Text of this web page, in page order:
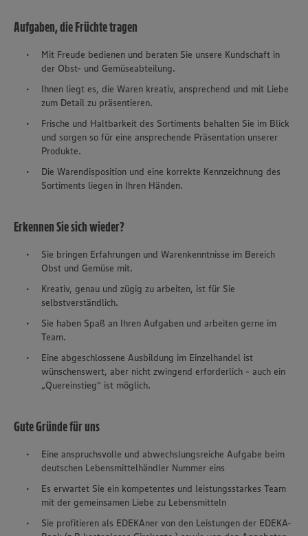
Aufgaben, die Früchte tragen
Mit Freude bedienen und beraten Sie unsere Kundschaft in
der Obst- und Gemüseabteilung.
Ihnen liegt es, die Waren kreativ, ansprechend und mit Liebe
zum Detail zu präsentieren.
Frische und Haltbarkeit des Sortiments behalten Sie im Blick
und sorgen so für eine ansprechende Präsentation unserer
Produkte.
Die Warendisposition und eine korrekte Kennzeichnung des
Sortiments liegen in Ihren Händen.
Erkennen Sie sich wieder?
Sie bringen Erfahrungen und Warenkenntnisse im Bereich
Obst und Gemüse mit.
Kreativ, genau und zügig zu arbeiten, ist für Sie
selbstverständlich.
Sie haben Spaß an Ihren Aufgaben und arbeiten gerne im
Team.
Eine abgeschlossene Ausbildung im Einzelhandel ist
wünschenswert, aber nicht zwingend erforderlich - auch ein
„Quereinstieg“ ist möglich.
Gute Gründe für uns
Eine anspruchsvolle und abwechslungsreiche Aufgabe beim
deutschen Lebensmittelhändler Nummer eins
Es erwartet Sie ein kompetentes und leistungsstarkes Team
mit der gemeinsamen Liebe zu Lebensmitteln
Sie profitieren als EDEKAner von den Leistungen der EDEKA-